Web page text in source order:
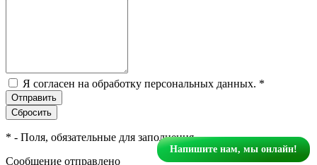
Я согласен на обработку персональных данных. *
* - Поля, обязательные для заполнения
Сообщение отправлено
Напишите нам, мы онлайн!